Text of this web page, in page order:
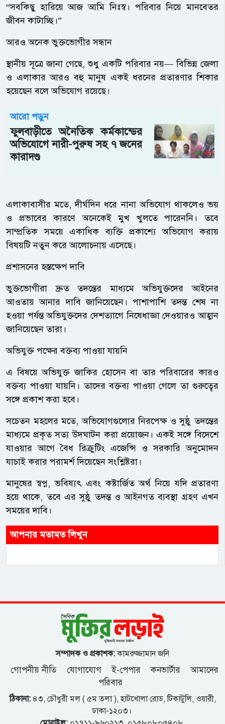
“সবকিছু হারিয়ে আজ আমি নিঃস্ব। পরিবার নিয়ে মানবেতর
জীবন কাটাচ্ছি।”
আরও অনেক ভুক্তভোগীর সন্ধান
স্থানীয় সূত্রে জানা গেছে, শুধু একটি পরিবার নয়— বিভিন্ন জেলা
ও এলাকার আরও বহু মানুষ একই ধরনের প্রতারণার শিকার
হয়েছেন বলে অভিযোগ রয়েছে।
আরো পড়ুন
ফুলবাড়ীতে অনৈতিক কর্মকান্ডের
অভিযোগে নারী-পুরুষ সহ ৭ জনের
কারাদণ্ড
এলাকাবাসীর মতে, দীর্ঘদিন ধরে নানা অভিযোগ থাকলেও ভয়
ও প্রভাবের কারণে অনেকেই মুখ খুলতে পারেননি। তবে
সাম্প্রতিক সময়ে একাধিক ব্যক্তি প্রকাশ্যে অভিযোগ করায়
বিষয়টি নতুন করে আলোচনায় এসেছে।
প্রশাসনের হস্তক্ষেপ দাবি
ভুক্তভোগীরা দ্রুত তদন্তের মাধ্যমে অভিযুক্তদের আইনের
আওতায় আনার দাবি জানিয়েছেন। পাশাপাশি তদন্ত শেষ না
হওয়া পর্যন্ত অভিযুক্তদের দেশত্যাগে নিষেধাজ্ঞা দেওয়ারও আহ্বান
জানিয়েছেন তারা।
অভিযুক্ত পক্ষের বক্তব্য পাওয়া যায়নি
এ বিষয়ে অভিযুক্ত জাকির হোসেন বা তার পরিবারের কারও
বক্তব্য পাওয়া যায়নি। তাদের বক্তব্য পাওয়া গেলে তা গুরুত্বের
সঙ্গে প্রকাশ করা হবে।
সচেতন মহলের মতে, অভিযোগগুলোর নিরপেক্ষ ও সুষ্ঠু তদন্তের
মাধ্যমে প্রকৃত সত্য উদঘাটন করা প্রয়োজন। একই সঙ্গে বিদেশে
যাওয়ার আগে বৈধ রিক্রুটিং এজেন্সি ও সরকারি অনুমোদন
যাচাই করার পরামর্শ দিয়েছেন সংশ্লিষ্টরা।
মানুষের স্বপ্ন, ভবিষ্যৎ এবং কষ্টার্জিত অর্থ নিয়ে যদি প্রতারণা
হয়ে থাকে, তবে এর সুষ্ঠু তদন্ত ও আইনগত ব্যবস্থা গ্রহণ এখন
সময়ের দাবি।
আপনার মতামত লিখুন
সম্পাদক ও প্রকাশক:কামরুজ্জামান জনি
গোপনীয় নীতি যোগাযোগ ই-পেপার কনভার্টার
আমাদের
পরিবার
ঠিকানা:৪৩, চৌধুরী মল ( ৫ম তলা ), হাটখোলা রোড, টিকাটুলি, ওয়ারী,
ঢাকা-১২০৩।